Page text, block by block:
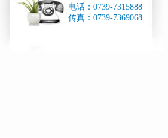
电话：0739-7315888
传真：0739-7369068